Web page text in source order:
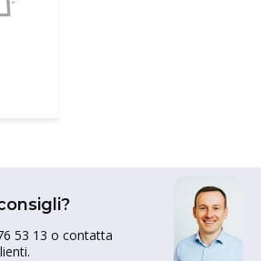
53 13 o contatta